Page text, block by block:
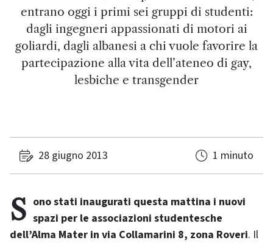
entrano oggi i primi sei gruppi di studenti:
dagli ingegneri appassionati di motori ai
goliardi, dagli albanesi a chi vuole favorire la
partecipazione alla vita dell’ateneo di gay,
lesbiche e transgender
28 giugno 2013 1 minuto
Sono stati inaugurati questa mattina i nuovi spazi per le associazioni studentesche
dell’Alma Mater in via Collamarini 8, zona Roveri. Il